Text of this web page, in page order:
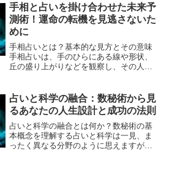
手相と占いを掛け合わせた未来予
測術！運命の転機を見逃さないた
めに
手相占いとは？基本的な見方とその意味
手相占いは、手のひらにある線や形状、
丘の盛り上がりなどを観察し、その人の
「生命線」「知能線」「感情線」「運命
線」など、主に４本の主要...
占いと科学の融合：数秘術から見
るあなたの人生設計と成功の法則
占いと科学の融合とは何か？数秘術の基
本概念を理解する占いと科学は一見、ま
ったく異なる分野のように思えますが、